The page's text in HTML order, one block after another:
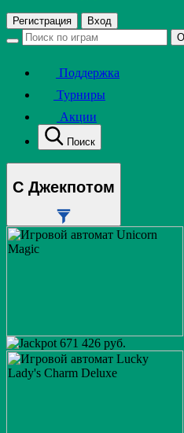
Регистрация
Вход
Поддержка
Турниры
Акции
Поиск
С Джекпотом
671 426 руб.